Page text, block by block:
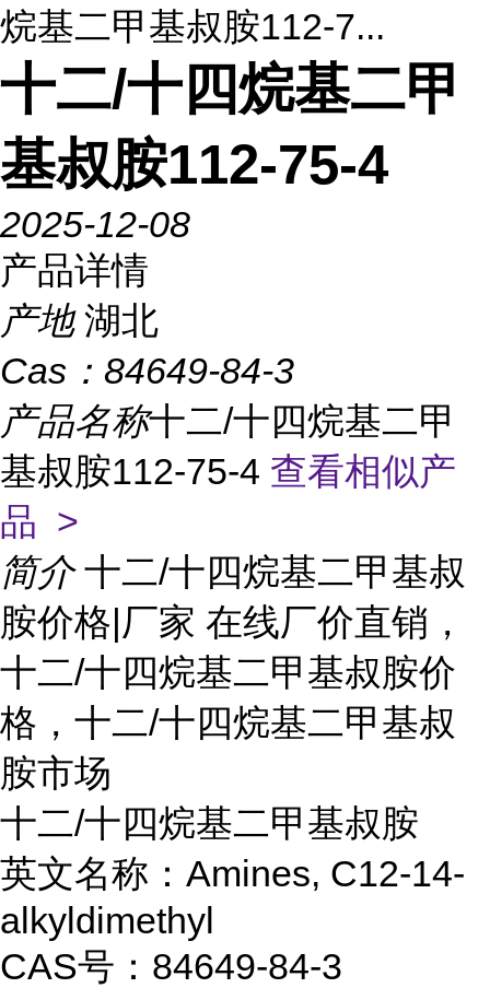
烷基二甲基叔胺112-7...
十二/十四烷基二甲
基叔胺112-75-4
2025-12-08
产品详情
产地 湖北
Cas： 84649-84-3
产品名称十二/十四烷基二甲
基叔胺112-75-4 查看相似产
品 >
简介 十二/十四烷基二甲基叔
胺价格|厂家 在线厂价直销，
十二/十四烷基二甲基叔胺价
格，十二/十四烷基二甲基叔
胺市场
十二/十四烷基二甲基叔胺
英文名称：Amines, C12-14-
alkyldimethyl
CAS号：84649-84-3